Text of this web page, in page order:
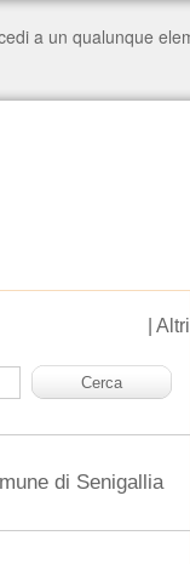
Altri
di Senigallia